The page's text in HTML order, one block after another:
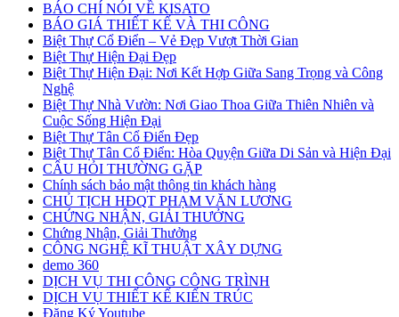
BÁO CHÍ NÓI VỀ KISATO
BÁO GIÁ THIẾT KẾ VÀ THI CÔNG
Biệt Thự Cổ Điển – Vẻ Đẹp Vượt Thời Gian
Biệt Thự Hiện Đại Đẹp
Biệt Thự Hiện Đại: Nơi Kết Hợp Giữa Sang Trọng và Công
Nghệ
Biệt Thự Nhà Vườn: Nơi Giao Thoa Giữa Thiên Nhiên và
Cuộc Sống Hiện Đại
Biệt Thự Tân Cổ Điển Đẹp
Biệt Thự Tân Cổ Điển: Hòa Quyện Giữa Di Sản và Hiện Đại
CÂU HỎI THƯỜNG GẶP
Chính sách bảo mật thông tin khách hàng
CHỦ TỊCH HĐQT PHẠM VĂN LƯƠNG
CHỨNG NHẬN, GIẢI THƯỞNG
Chứng Nhận, Giải Thưởng
CÔNG NGHỆ KĨ THUẬT XÂY DỰNG
demo 360
DỊCH VỤ THI CÔNG CÔNG TRÌNH
DỊCH VỤ THIẾT KẾ KIẾN TRÚC
Đăng Ký Youtube